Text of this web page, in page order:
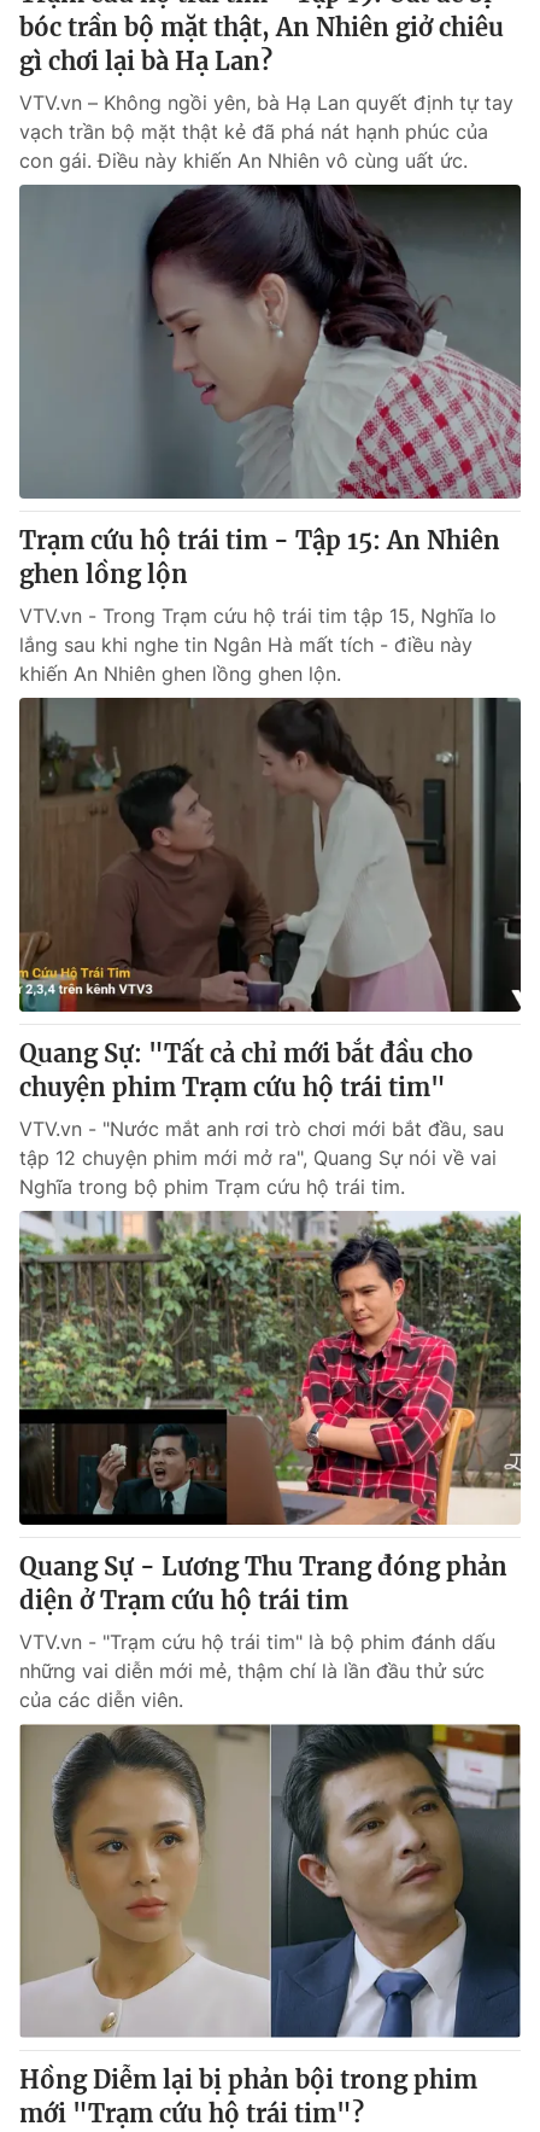
bóc trần bộ mặt thật, An Nhiên giở chiêu
gì chơi lại bà Hạ Lan?
VTV.vn – Không ngồi yên, bà Hạ Lan quyết định tự tay
vạch trần bộ mặt thật kẻ đã phá nát hạnh phúc của
con gái. Điều này khiến An Nhiên vô cùng uất ức.
Trạm cứu hộ trái tim - Tập 15: An Nhiên
ghen lồng lộn
VTV.vn - Trong Trạm cứu hộ trái tim tập 15, Nghĩa lo
lắng sau khi nghe tin Ngân Hà mất tích - điều này
khiến An Nhiên ghen lồng ghen lộn.
Quang Sự: "Tất cả chỉ mới bắt đầu cho
chuyện phim Trạm cứu hộ trái tim"
VTV.vn - "Nước mắt anh rơi trò chơi mới bắt đầu, sau
tập 12 chuyện phim mới mở ra", Quang Sự nói về vai
Nghĩa trong bộ phim Trạm cứu hộ trái tim.
Quang Sự - Lương Thu Trang đóng phản
diện ở Trạm cứu hộ trái tim
VTV.vn - "Trạm cứu hộ trái tim" là bộ phim đánh dấu
những vai diễn mới mẻ, thậm chí là lần đầu thử sức
của các diễn viên.
Hồng Diễm lại bị phản bội trong phim
mới "Trạm cứu hộ trái tim"?